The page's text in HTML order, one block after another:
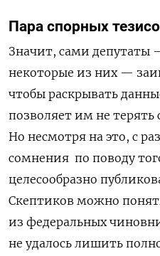
Пара спорных
Значит, сами депутаты
некоторые из них —
чтобы раскрывать
позволяет им не терять
Но несмотря на это, с
сомнения по поводу
целесообразно
Скептиков можно
из федеральных
не удалось лишить